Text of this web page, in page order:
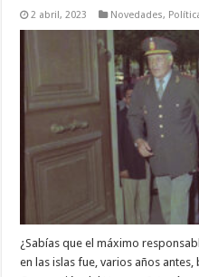
2 abril, 2023 Novedades,
¿Sabías que el máximo
en las islas fue, varios años